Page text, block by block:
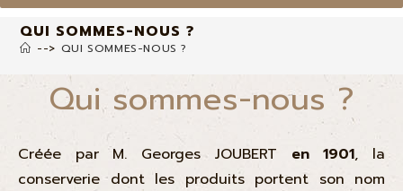
QUI SOMMES-NOUS ?
--> QUI SOMMES-NOUS ?
Qui sommes-nous ?
Créée par M. Georges JOUBERT en 1901, la
conserverie dont les produits portent son nom